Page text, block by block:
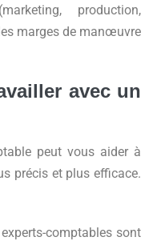
production,
marges de manœuvre
avec un
peut vous aider à
précis et plus efficace.
comptables sont